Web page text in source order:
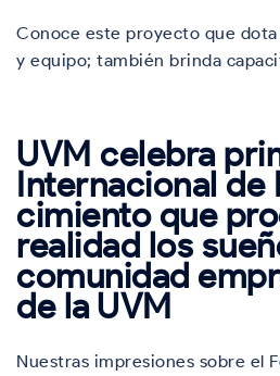
Conoce este proyecto que
y equipo; también brinda
UVM celebra
Internacional de
cimiento que
realidad los
comunidad
de la UVM
Nuestras impresiones sobre el